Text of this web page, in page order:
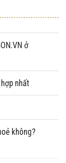
ở
nhất
không?